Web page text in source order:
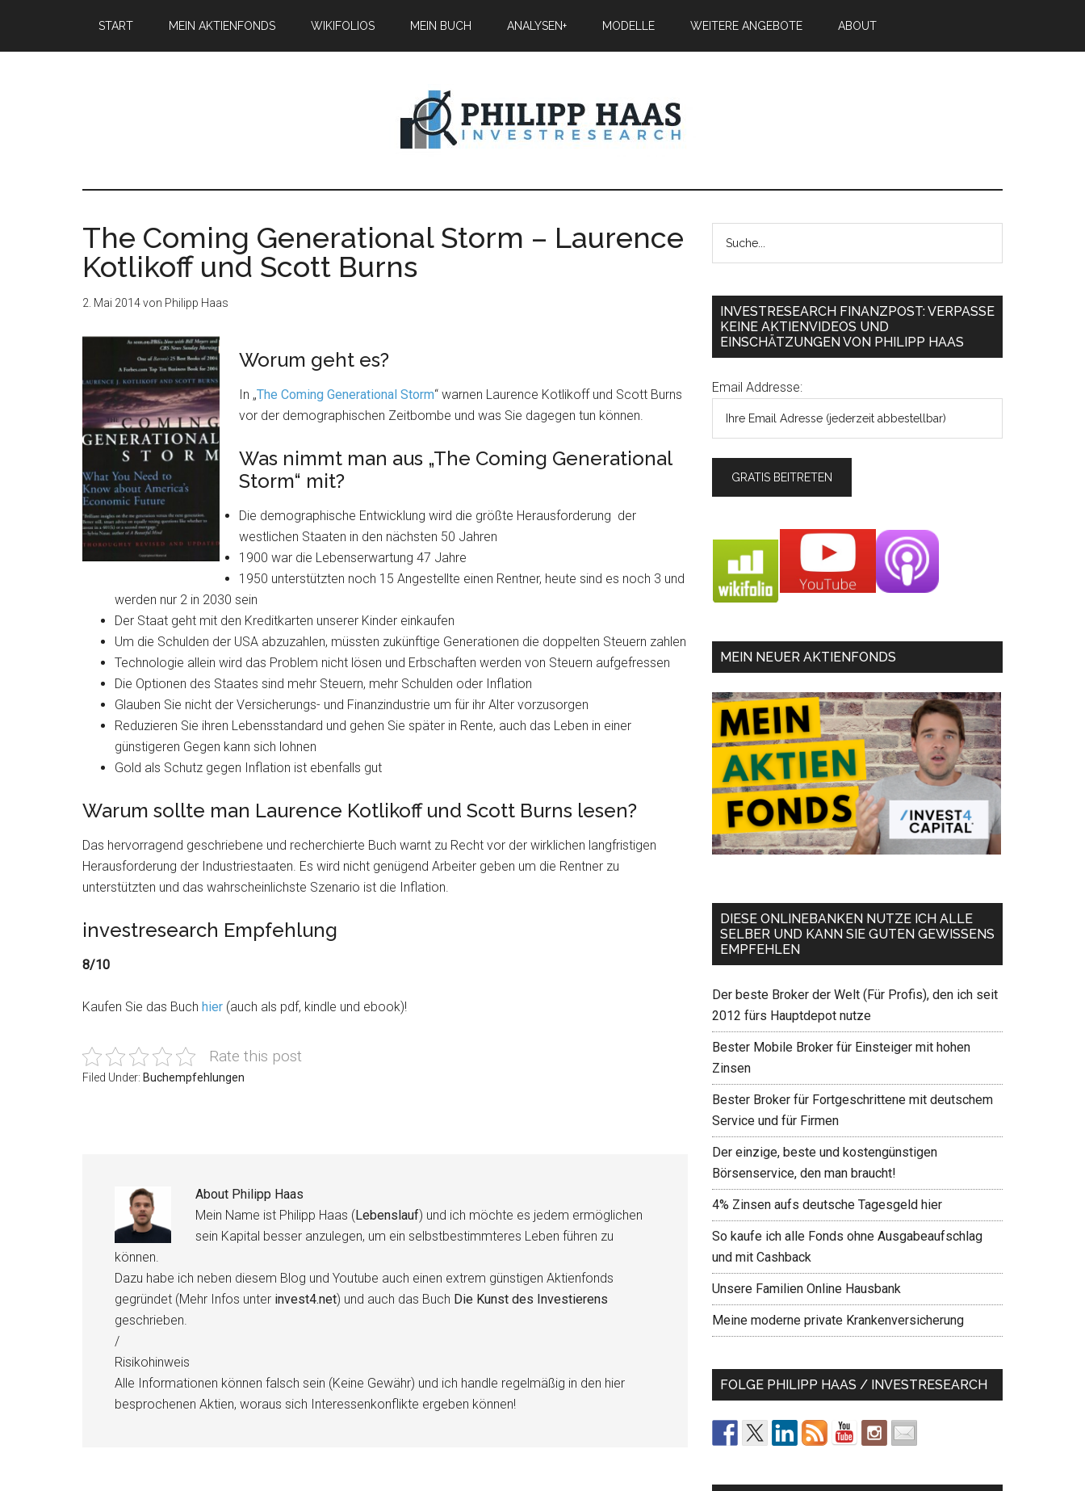
START MEIN AKTIENFONDS WIKIFOLIOS MEIN BUCH ANALYSEN+ MODELLE WEITERE ANGEBOTE ABOUT
The Coming Generational Storm – Laurence
Kotlikoff und Scott Burns
2. Mai 2014von Philipp Haas
Worum geht es?
In „The Coming Generational Storm“ warnen Laurence Kotlikoff und Scott Burns
vor der demographischen Zeitbombe und was Sie dagegen tun können.
Was nimmt man aus „The Coming Generational
Storm“ mit?
Die demographische Entwicklung wird die größte Herausforderung der
westlichen Staaten in den nächsten 50 Jahren
1900 war die Lebenserwartung 47 Jahre
1950 unterstützten noch 15 Angestellte einen Rentner, heute sind es noch 3 und
werden nur 2 in 2030 sein
Der Staat geht mit den Kreditkarten unserer Kinder einkaufen
Um die Schulden der USA abzuzahlen, müssten zukünftige Generationen die doppelten Steuern zahlen
Technologie allein wird das Problem nicht lösen und Erbschaften werden von Steuern aufgefressen
Die Optionen des Staates sind mehr Steuern, mehr Schulden oder Inflation
Glauben Sie nicht der Versicherungs- und Finanzindustrie um für ihr Alter vorzusorgen
Reduzieren Sie ihren Lebensstandard und gehen Sie später in Rente, auch das Leben in einer
günstigeren Gegen kann sich lohnen
Gold als Schutz gegen Inflation ist ebenfalls gut
Warum sollte man Laurence Kotlikoff und Scott Burns lesen?
Das hervorragend geschriebene und recherchierte Buch warnt zu Recht vor der wirklichen langfristigen
Herausforderung der Industriestaaten. Es wird nicht genügend Arbeiter geben um die Rentner zu
unterstützten und das wahrscheinlichste Szenario ist die Inflation.
investresearch Empfehlung
8/10
Kaufen Sie das Buch hier (auch als pdf, kindle und ebook)!
Rate this post
Filed Under: Buchempfehlungen
About Philipp Haas
Mein Name ist Philipp Haas (Lebenslauf) und ich möchte es jedem ermöglichen
sein Kapital besser anzulegen, um ein selbstbestimmteres Leben führen zu
können.
Dazu habe ich neben diesem Blog und Youtube auch einen extrem günstigen Aktienfonds
gegründet (Mehr Infos unter invest4.net) und auch das Buch Die Kunst des Investierens
geschrieben.
/
Risikohinweis
Alle Informationen können falsch sein (Keine Gewähr) und ich handle regelmäßig in den hier
besprochenen Aktien, woraus sich Interessenkonflikte ergeben können!
INVESTRESEARCH FINANZPOST: VERPASSE
KEINE AKTIENVIDEOS UND
EINSCHÄTZUNGEN VON PHILIPP HAAS
Email Addresse:
MEIN NEUER AKTIENFONDS
DIESE ONLINEBANKEN NUTZE ICH ALLE
SELBER UND KANN SIE GUTEN GEWISSENS
EMPFEHLEN
Der beste Broker der Welt (Für Profis), den ich seit
2012 fürs Hauptdepot nutze
Bester Mobile Broker für Einsteiger mit hohen
Zinsen
Bester Broker für Fortgeschrittene mit deutschem
Service und für Firmen
Der einzige, beste und kostengünstigen
Börsenservice, den man braucht!
4% Zinsen aufs deutsche Tagesgeld hier
So kaufe ich alle Fonds ohne Ausgabeaufschlag
und mit Cashback
Unsere Familien Online Hausbank
Meine moderne private Krankenversicherung
FOLGE PHILIPP HAAS / INVESTRESEARCH